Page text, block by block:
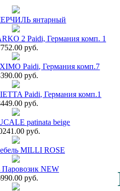
янтарный
2 Paidi, Германия комп. 1
руб.
Paidi, Германия комп.7
руб.
Paidi, Германия комп.1
руб.
patinata beige
руб.
MILLI ROSE
Паровозик NEW
руб.